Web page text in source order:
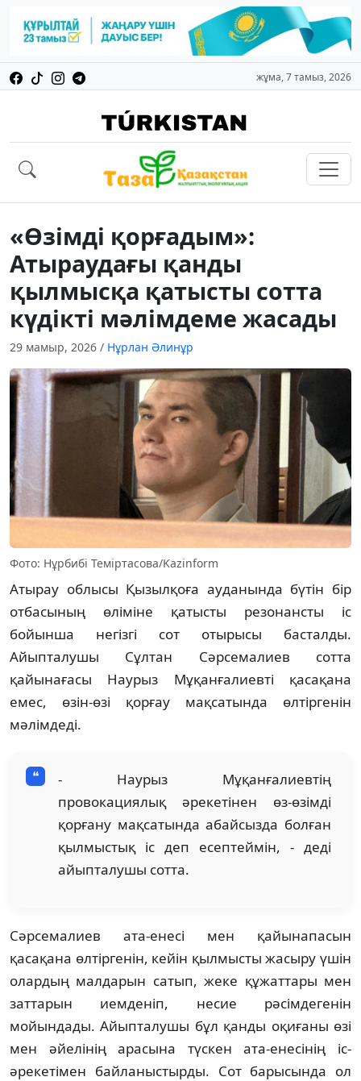
жұма, 7 тамыз, 2026
«Өзімді қорғадым»:
Атыраудағы қанды
қылмысқа қатысты сотта
күдікті мәлімдеме жасады
29 мамыр, 2026 / Нұрлан Әлинұр
Фото: Нұрбибі Теміртасова/Kazinform
Атырау облысы Қызылқоға ауданында бүтін бір
отбасының өліміне қатысты резонансты іс
бойынша негізгі сот отырысы басталды.
Айыпталушы Сұлтан Сәрсемалиев сотта
қайынағасы Наурыз Мұқанғалиевті қасақана
емес, өзін-өзі қорғау мақсатында өлтіргенін
мәлімдеді.
- Наурыз Мұқанғалиевтің
провокациялық әрекетінен өз-өзімді
қорғану мақсатында абайсызда болған
қылмыстық іс деп есептеймін, - деді
айыпталушы сотта.
Сәрсемалиев ата-енесі мен қайынапасын
қасақана өлтіргенін, кейін қылмысты жасыру үшін
олардың малдарын сатып, жеке құжаттары мен
заттарын иемденіп, несие рәсімдегенін
мойындады. Айыпталушы бұл қанды оқиғаны өзі
мен әйелінің арасына түскен ата-енесінің іс-
әрекетімен байланыстырды. Сот барысында ол